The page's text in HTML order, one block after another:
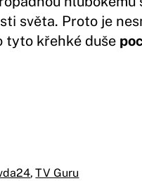
světa. Proto je
tyto křehké duše
, TV Guru